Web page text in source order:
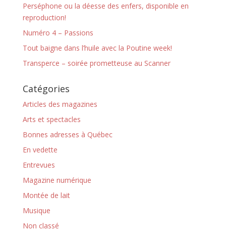
Perséphone ou la déesse des enfers, disponible en
reproduction!
Numéro 4 – Passions
Tout baigne dans l’huile avec la Poutine week!
Transperce – soirée prometteuse au Scanner
Catégories
Articles des magazines
Arts et spectacles
Bonnes adresses à Québec
En vedette
Entrevues
Magazine numérique
Montée de lait
Musique
Non classé